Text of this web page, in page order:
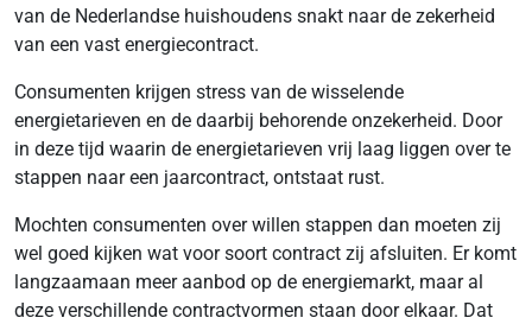
van de Nederlandse huishoudens snakt naar de zekerheid
van een vast energiecontract.
Consumenten krijgen stress van de wisselende
energietarieven en de daarbij behorende onzekerheid. Door
in deze tijd waarin de energietarieven vrij laag liggen over te
stappen naar een jaarcontract, ontstaat rust.
Mochten consumenten over willen stappen dan moeten zij
wel goed kijken wat voor soort contract zij afsluiten. Er komt
langzaamaan meer aanbod op de energiemarkt, maar al
deze verschillende contractvormen staan door elkaar. Dat